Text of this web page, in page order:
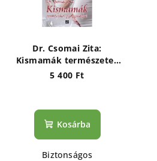
Dr. Csomai Zita:
Kismamák természetes
gyógymódjai
5 400 Ft
Kosárba
Biztonságos